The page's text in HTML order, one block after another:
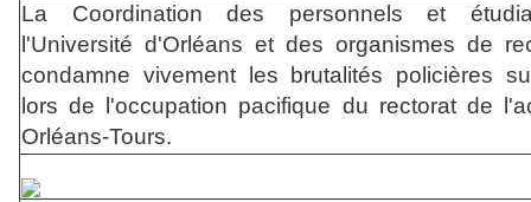
La Coordination des personnels et
l'Université d'Orléans et des organismes de
condamne vivement les brutalités policières
lors de l'occupation pacifique du rectorat de
Orléans-Tours.